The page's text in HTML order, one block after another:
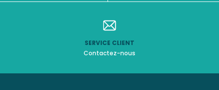
SERVICE CLIENT
Contactez-nous